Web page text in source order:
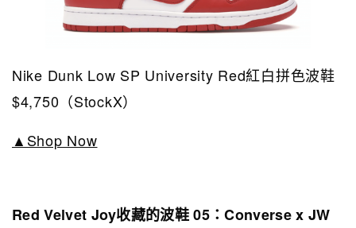
Nike Dunk Low SP University Red紅白拼色波鞋
$4,750（StockX）
▲Shop Now
Red Velvet Joy收藏的波鞋 05：Converse x JW